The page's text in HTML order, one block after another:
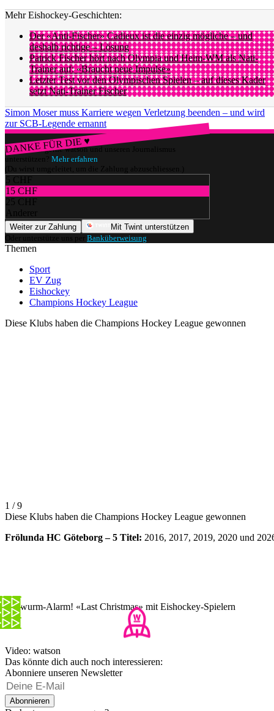
Mehr Eishockey-Geschichten:
Der «Anti-Fischer» Cadieux ist die einzig mögliche – und
deshalb richtige – Lösung
Patrick Fischer hört nach Olympia und Heim-WM als Nati-
Trainer auf: «Braucht neue Impulse»
Letzter Test vor den Olympischen Spielen – auf dieses Kader
setzt Nati-Trainer Fischer
Simon Moser muss Karriere wegen Verletzung beenden – und wird
zur SCB-Legende ernannt
DANKE FÜR DIE ♥
Würdest du gerne watson und unseren Journalismus
unterstützen? Mehr erfahren
(Du wirst umgeleitet, um die Zahlung abzuschliessen.)
5 CHF
15 CHF
25 CHF
Anderer
Weiter zur Zahlung
Mit Twint unterstützen
Oder unterstütze uns per Banküberweisung
Themen
Sport
EV Zug
Eishockey
Champions Hockey League
Diese Klubs haben die Champions Hockey League gewonnen
1 / 9
Diese Klubs haben die Champions Hockey League gewonnen
Frölunda HC Göteborg – 5 Titel: 2016, 2017, 2019, 2020 und
Ohrwurm-Alarm! «Last Christmas» mit Eishockey-Spielern
Video: watson
Das könnte dich auch noch interessieren:
Abonniere unseren Newsletter
Abonnieren